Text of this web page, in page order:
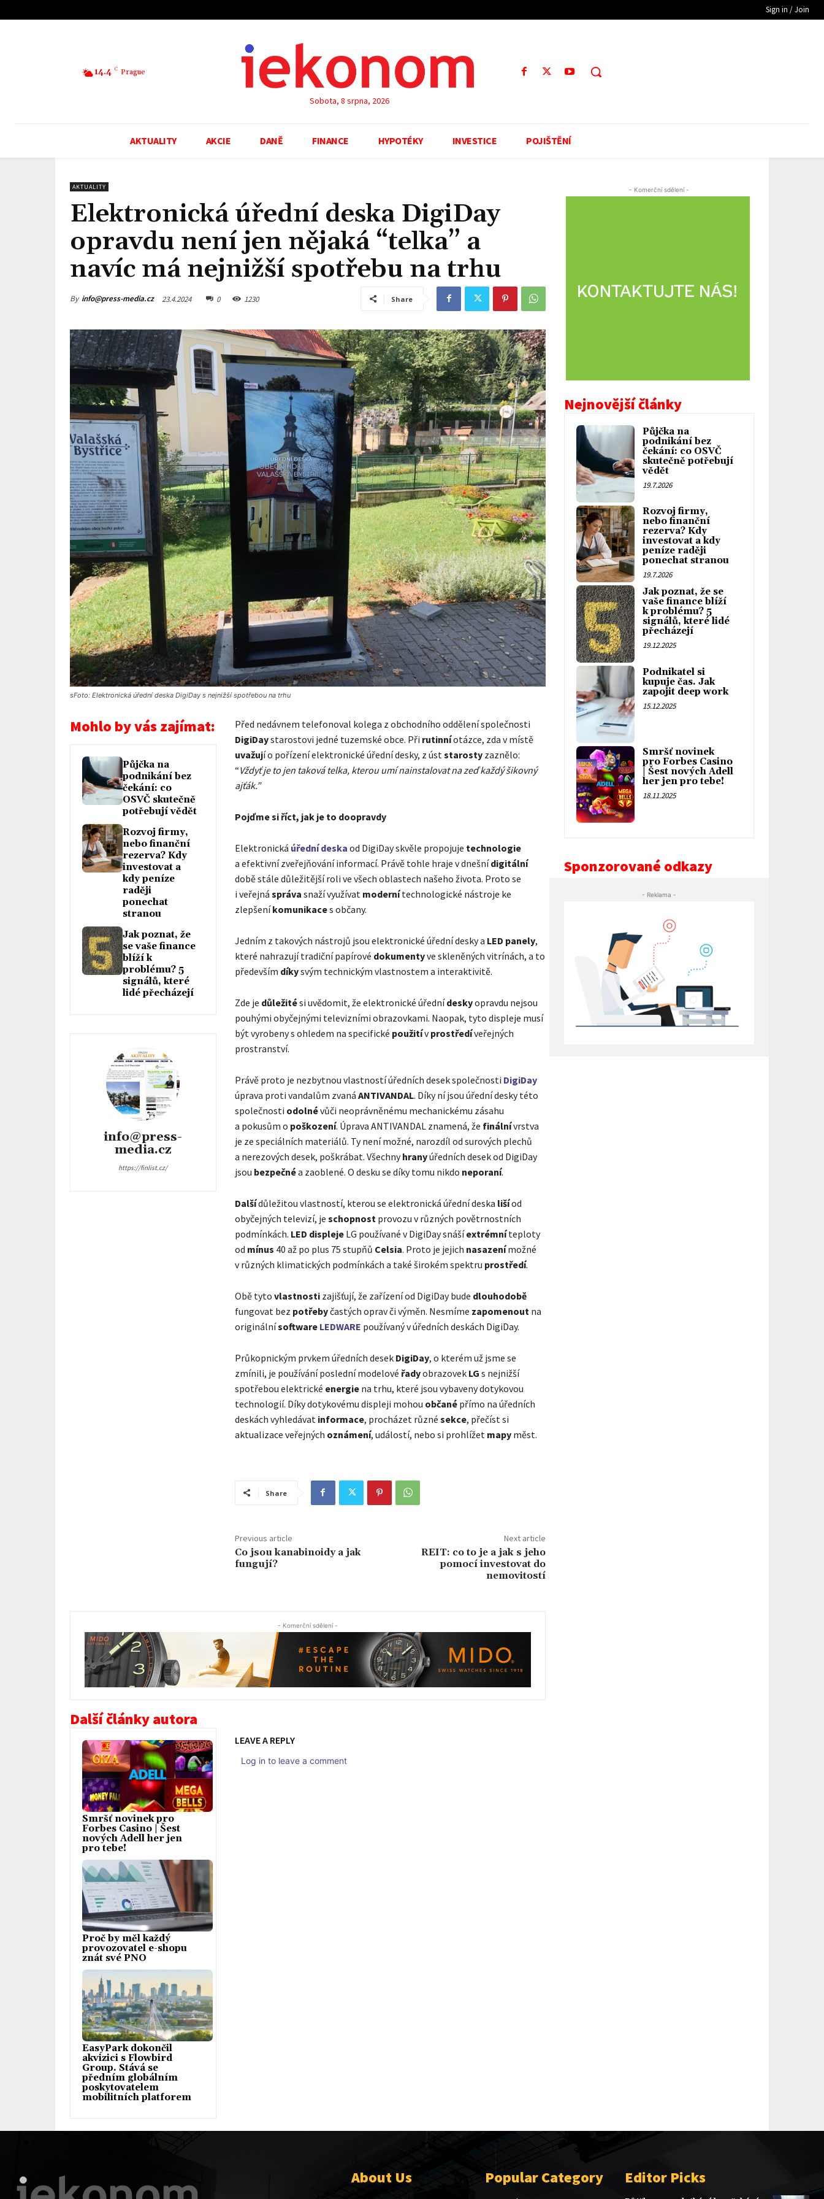
Sign in / Join
14.4 C Prague
Sobota, 8 srpna, 2026
AKTUALITY AKCIE DANĚ FINANCE HYPOTÉKY INVESTICE POJIŠTĚNÍ
AKTUALITY
Elektronická úřední deska DigiDay
opravdu není jen nějaká “telka” a
navíc má nejnižší spotřebu na trhu
By info@press-media.cz 23.4.2024 0 1230 Share
sFoto: Elektronická úřední deska DigiDay s nejnižší spotřebou na trhu
Mohlo by vás zajímat:
Půjčka na
podnikání bez
čekání: co
OSVČ skutečně
potřebují vědět
Rozvoj firmy,
nebo finanční
rezerva? Kdy
investovat a
kdy peníze
raději
ponechat
stranou
Jak poznat, že
se vaše finance
blíží k
problému? 5
signálů, které
lidé přecházejí
info@press-
media.cz
https://finlist.cz/
Před nedávnem telefonoval kolega z obchodního oddělení společnosti
DigiDaystarostovi jedné tuzemské obce. Při rutinníotázce, zda v místě
uvažují o pořízení elektronické úřední desky, z úst starostyzaznělo:
“Vždyť je to jen taková telka, kterou umí nainstalovat na zeď každý šikovný
ajťák.”
Pojďme si říct, jak je to doopravdy
Elektronická úřední deska od DigiDay skvěle propojuje technologie
a efektivní zveřejňování informací. Právě tohle hraje v dnešnídigitální
době stále důležitější roli ve všech oblastech našeho života. Proto se
i veřejná správa snaží využívat modernítechnologické nástroje ke
zlepšeníkomunikaces občany.
Jedním z takových nástrojů jsou elektronické úřední desky a LED panely,
které nahrazují tradiční papírové dokumentyve skleněných vitrínách, a to
především díkysvým technickým vlastnostem a interaktivitě.
Zde je důležitési uvědomit, že elektronické úřednídeskyopravdu nejsou
pouhými obyčejnými televizními obrazovkami. Naopak, tyto displeje musí
být vyrobeny s ohledem na specifické použitívprostředíveřejných
prostranství.
Právě proto je nezbytnou vlastností úředních desek společnosti DigiDay
úprava proti vandalům zvaná ANTIVANDAL. Díky ní jsou úřední desky této
společnosti odolnévůči neoprávněnému mechanickému zásahu
a pokusům o poškození. Úprava ANTIVANDAL znamená, že finálnívrstva
je ze speciálních materiálů. Ty není možné, narozdíl od surových plechů
a nerezových desek, poškrábat. Všechnyhranyúředních desek od DigiDay
jsou bezpečnéa zaoblené. O desku se díky tomu nikdo neporaní.
Dalšídůležitou vlastností, kterou se elektronická úřední deska lišíod
obyčejných televizí, je schopnost provozu v různých povětrnostních
podmínkách. LED displejeLG používané v DigiDay snášíextrémníteploty
od mínus 40 až po plus 75 stupňů Celsia. Proto je jejich nasazenímožné
v různých klimatických podmínkách a také širokém spektru prostředí.
Obě tyto vlastnosti zajišťují, že zařízení od DigiDay bude dlouhodobě
fungovat bez potřebyčastých oprav či výměn. Nesmíme zapomenout na
originálnísoftware LEDWARE používaný v úředních deskách DigiDay.
Průkopnickým prvkem úředních desek DigiDay, o kterém už jsme se
zmínili, je používání poslední modelové řadyobrazovek LG s nejnižší
spotřebou elektrické energiena trhu, které jsou vybaveny dotykovou
technologií. Díky dotykovému displeji mohou občanépřímo na úředních
deskách vyhledávat informace, procházet různé sekce, přečíst si
aktualizace veřejných oznámení, událostí, nebo si prohlížet mapyměst.
Share
Previous article
Co jsou kanabinoidy a jak
fungují?
Next article
REIT: co to je a jak s jeho
pomocí investovat do
nemovitostí
- Komerční sdělení -
Další články autora
Smršť novinek pro
Forbes Casino | Šest
nových Adell her jen
pro tebe!
Proč by měl každý
provozovatel e-shopu
znát své PNO
EasyPark dokončil
akvizici s Flowbird
Group. Stává se
předním globálním
poskytovatelem
mobilitních platforem
LEAVE A REPLY
Log in to leave a comment
- Komerční sdělení -
Nejnovější články
Půjčka na
podnikání bez
čekání: co OSVČ
skutečně potřebují
vědět
19.7.2026
Rozvoj firmy,
nebo finanční
rezerva? Kdy
investovat a kdy
peníze raději
ponechat stranou
19.7.2026
Jak poznat, že se
vaše finance blíží
k problému? 5
signálů, které lidé
přecházejí
19.12.2025
Podnikatel si
kupuje čas. Jak
zapojit deep work
15.12.2025
Smršť novinek
pro Forbes Casino
| Šest nových Adell
her jen pro tebe!
18.11.2025
Sponzorované odkazy
- Reklama -
About Us Popular Category Editor Picks